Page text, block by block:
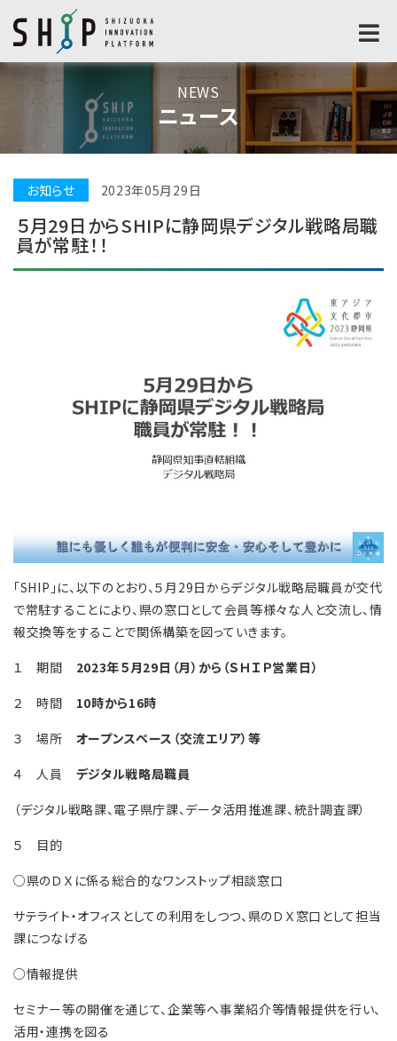
NEWS
ニュース
お知らせ 2023年05月29日
５月29日からSHIPに静岡県デジタル戦略局職
員が常駐！！
「SHIP」に、以下のとおり、５月29日からデジタル戦略局職員が交代
で常駐することにより、県の窓口として会員等様々な人と交流し、情
報交換等をすることで関係構築を図っていきます。
１ 期間 2023年５月29日（月）から（ＳＨＩＰ営業日）
２ 時間 10時から16時
３ 場所 オープンスペース（交流エリア）等
４ 人員 デジタル戦略局職員
（デジタル戦略課、電子県庁課、データ活用推進課、統計調査課）
５ 目的
○県のＤＸに係る総合的なワンストップ相談窓口
サテライト・オフィスとしての利用をしつつ、県のＤＸ窓口として担当
課につなげる
○情報提供
セミナー等の開催を通じて、企業等へ事業紹介等情報提供を行い、
活用・連携を図る